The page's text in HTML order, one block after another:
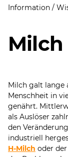
Information /
Milch
Milch galt lange
Menschheit in
genährt.
als Auslöser
den
industriell
H-Milch oder der